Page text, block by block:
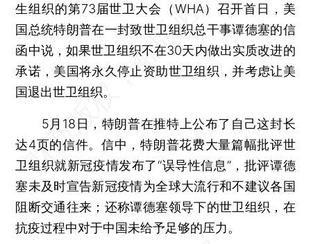
生组织的第73届世卫大会（WHA）召开首日，美
国总统特朗普在一封致世卫组织总干事谭德塞的信
函中说，如果世卫组织不在30天内做出实质改进的
承诺，美国将永久停止资助世卫组织，并考虑让美
国退出世卫组织。
5月18日，特朗普在推特上公布了自己这封长
达4页的信件。信中，特朗普花费大量篇幅批评世
卫组织就新冠疫情发布了“误导性信息”，批评谭德
塞未及时宣告新冠疫情为全球大流行和不建议各国
阻断交通往来；还称谭德塞领导下的世卫组织，在
抗疫过程中对于中国未给予足够的压力。